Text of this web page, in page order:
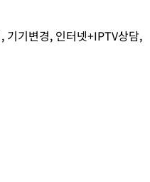
기기변경, 인터넷+IPTV상담,